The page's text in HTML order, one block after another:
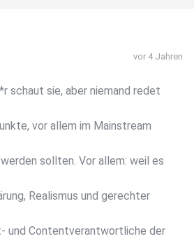
vor 4 Jahren
schaut sie, aber niemand redet
vor allem im Mainstream
sollten. Vor allem: weil es
Realismus und gerechter
und Contentverantwortliche der